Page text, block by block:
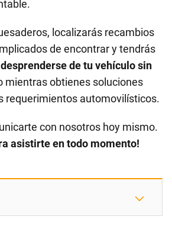
localizarás recambios
de encontrar y tendrás
desprenderse de tu vehículo sin
mientras obtienes soluciones
requerimientos automovilísticos.
con nosotros hoy mismo.
asistirte en todo momento!